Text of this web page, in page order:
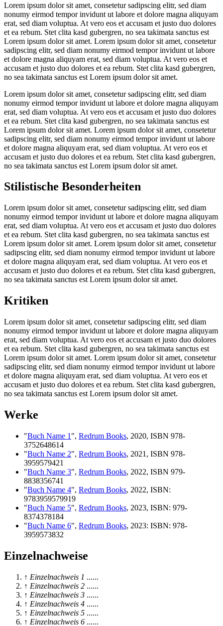
Lorem ipsum dolor sit amet, consetetur sadipscing elitr, sed diam
nonumy eirmod tempor invidunt ut labore et dolore magna aliquyam
erat, sed diam voluptua. At vero eos et accusam et justo duo dolores
et ea rebum. Stet clita kasd gubergren, no sea takimata sanctus est
Lorem ipsum dolor sit amet. Lorem ipsum dolor sit amet, consetetur
sadipscing elitr, sed diam nonumy eirmod tempor invidunt ut labore
et dolore magna aliquyam erat, sed diam voluptua. At vero eos et
accusam et justo duo dolores et ea rebum. Stet clita kasd gubergren,
no sea takimata sanctus est Lorem ipsum dolor sit amet.
Lorem ipsum dolor sit amet, consetetur sadipscing elitr, sed diam
nonumy eirmod tempor invidunt ut labore et dolore magna aliquyam
erat, sed diam voluptua. At vero eos et accusam et justo duo dolores
et ea rebum. Stet clita kasd gubergren, no sea takimata sanctus est
Lorem ipsum dolor sit amet. Lorem ipsum dolor sit amet, consetetur
sadipscing elitr, sed diam nonumy eirmod tempor invidunt ut labore
et dolore magna aliquyam erat, sed diam voluptua. At vero eos et
accusam et justo duo dolores et ea rebum. Stet clita kasd gubergren,
no sea takimata sanctus est Lorem ipsum dolor sit amet.
Stilistische Besonderheiten
Lorem ipsum dolor sit amet, consetetur sadipscing elitr, sed diam
nonumy eirmod tempor invidunt ut labore et dolore magna aliquyam
erat, sed diam voluptua. At vero eos et accusam et justo duo dolores
et ea rebum. Stet clita kasd gubergren, no sea takimata sanctus est
Lorem ipsum dolor sit amet. Lorem ipsum dolor sit amet, consetetur
sadipscing elitr, sed diam nonumy eirmod tempor invidunt ut labore
et dolore magna aliquyam erat, sed diam voluptua. At vero eos et
accusam et justo duo dolores et ea rebum. Stet clita kasd gubergren,
no sea takimata sanctus est Lorem ipsum dolor sit amet.
Kritiken
Lorem ipsum dolor sit amet, consetetur sadipscing elitr, sed diam
nonumy eirmod tempor invidunt ut labore et dolore magna aliquyam
erat, sed diam voluptua. At vero eos et accusam et justo duo dolores
et ea rebum. Stet clita kasd gubergren, no sea takimata sanctus est
Lorem ipsum dolor sit amet. Lorem ipsum dolor sit amet, consetetur
sadipscing elitr, sed diam nonumy eirmod tempor invidunt ut labore
et dolore magna aliquyam erat, sed diam voluptua. At vero eos et
accusam et justo duo dolores et ea rebum. Stet clita kasd gubergren,
no sea takimata sanctus est Lorem ipsum dolor sit amet.
Werke
"Buch Name 1 ", Redrum Books, 2020, ISBN 978-
3752648614
"Buch Name 2", Redrum Books, 2021, ISBN 978-
3959579421
"Buch Name 3", Redrum Books, 2022, ISBN 979-
8838356741
"Buch Name 4", Redrum Books, 2022, ISBN:
9783959579919
"Buch Name 5", Redrum Books, 2023, ISBN: 979-
8374378184
"Buch Name 6", Redrum Books, 2023: ISBN: 978-
3959573832
Einzelnachweise
↑ Einzelnachweis 1 ......
↑ Einzelnachweis 2 ......
↑ Einzelnachweis 3 ......
↑ Einzelnachweis 4 ......
↑ Einzelnachweis 5 ......
↑ Einzelnachweis 6 ......